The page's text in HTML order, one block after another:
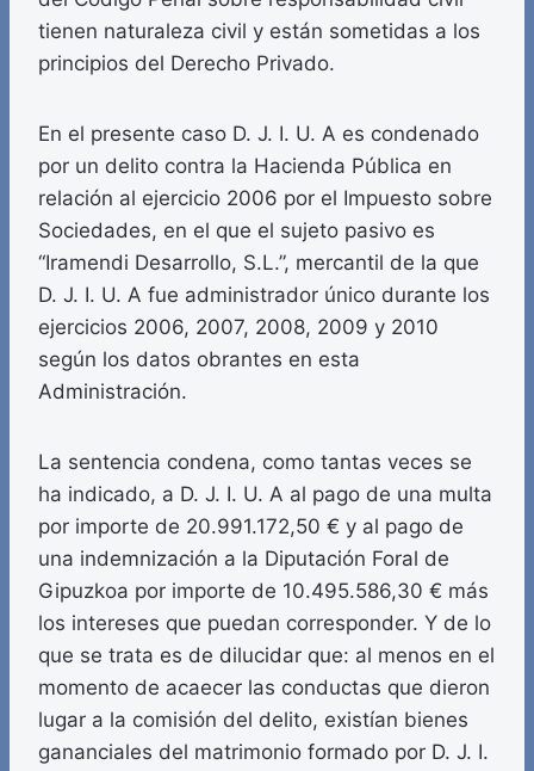
tienen naturaleza civil y están sometidas a los
principios del Derecho Privado.
En el presente caso D. J. I. U. A es condenado
por un delito contra la Hacienda Pública en
relación al ejercicio 2006 por el Impuesto sobre
Sociedades, en el que el sujeto pasivo es
“Iramendi Desarrollo, S.L.”, mercantil de la que
D. J. I. U. A fue administrador único durante los
ejercicios 2006, 2007, 2008, 2009 y 2010
según los datos obrantes en esta
Administración.
La sentencia condena, como tantas veces se
ha indicado, a D. J. I. U. A al pago de una multa
por importe de 20.991.172,50 € y al pago de
una indemnización a la Diputación Foral de
Gipuzkoa por importe de 10.495.586,30 € más
los intereses que puedan corresponder. Y de lo
que se trata es de dilucidar que: al menos en el
momento de acaecer las conductas que dieron
lugar a la comisión del delito, existían bienes
gananciales del matrimonio formado por D. J. I.